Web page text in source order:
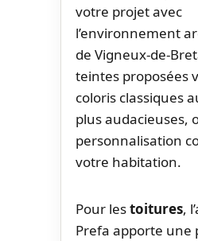
votre projet avec
l’environnement
de Vigneux-de-
teintes proposées
coloris classiques
plus audacieuses,
personnalisation
votre habitation.
Pour lestoitures,
Prefa apporte une